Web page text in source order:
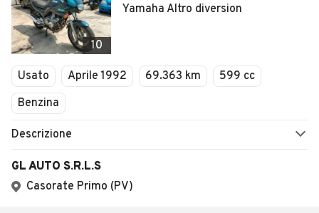
10
Yamaha Altro diversion
Usato Aprile 1992 69.363 km
599 cc
Benzina
Descrizione
GL AUTO S.R.L.S
Casorate Primo (PV)